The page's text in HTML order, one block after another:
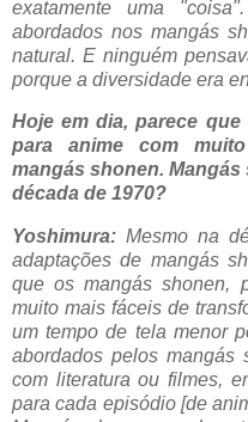
exatamente uma
abordados nos mangás
natural. E ninguém
porque a diversidade era
Hoje em dia, parece
para anime com
mangás shonen.
década de 1970?
Yoshimura: Mesmo na
adaptações de mangás
que os mangás shonen,
muito mais fáceis de
um tempo de tela menor
abordados pelos mangás
com literatura ou filmes,
para cada episódio [de